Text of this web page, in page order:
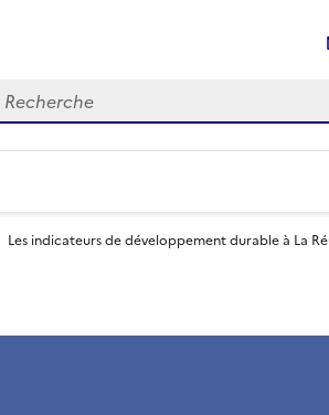
Recherche
Les indicateurs de développement durable à La